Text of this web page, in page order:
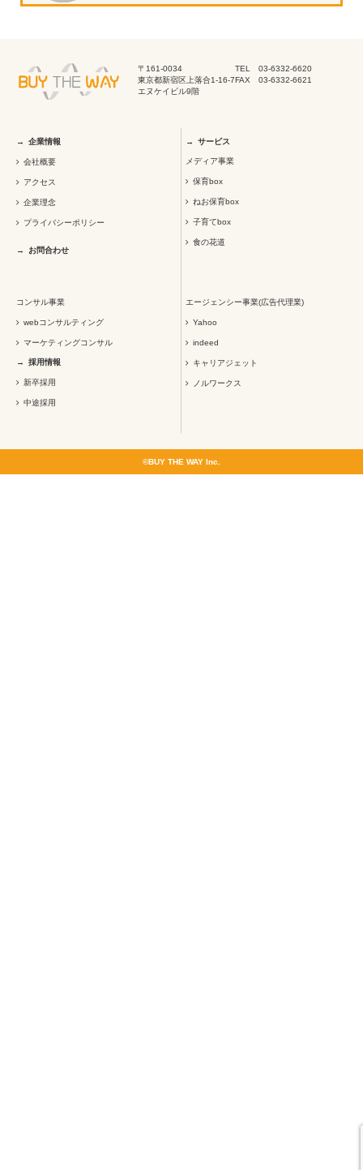
〒161-0034
東京都新宿区上落合1-16-7
エヌケイビル9階
TEL 03-6332-6620
FAX 03-6332-6621
企業情報
会社概要
アクセス
企業理念
プライバシーポリシー
お問合わせ
サービス
メディア事業
保育box
ねお保育box
子育てbox
食の花道
コンサル事業
webコンサルティング
マーケティングコンサル
エージェンシー事業(広告代理業)
Yahoo
indeed
キャリアジェット
ノルワークス
採用情報
新卒採用
中途採用
©BUY THE WAY Inc.